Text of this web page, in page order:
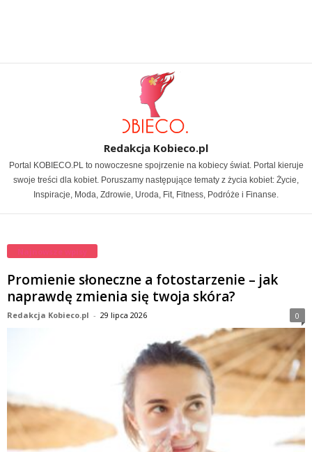
Redakcja Kobieco.pl
Portal KOBIECO.PL to nowoczesne spojrzenie na kobiecy świat. Portal kieruje
swoje treści dla kobiet. Poruszamy następujące tematy z życia kobiet: Życie,
Inspiracje, Moda, Zdrowie, Uroda, Fit, Fitness, Podróże i Finanse.
Najnowsze wpisy
Promienie słoneczne a fotostarzenie – jak
naprawdę zmienia się twoja skóra?
Redakcja Kobieco.pl - 29 lipca 2026 0